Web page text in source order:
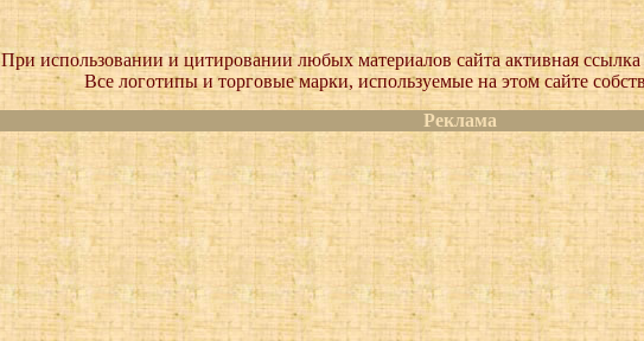
При использовании и цитировании любых материалов сайта активная
Все логотипы и торговые марки, используемые на этом сайте
Реклама